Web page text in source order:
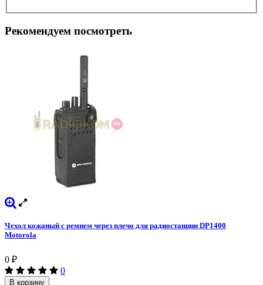
Рекомендуем посмотреть
Чехол кожаный с ремнем через плечо для радиостанции DP1400
Motorola
0 ₽
0
В корзину